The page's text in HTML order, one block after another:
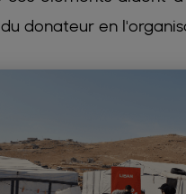
du donateur en